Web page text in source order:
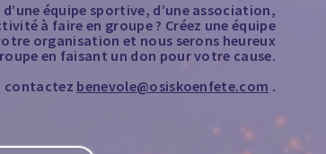
équipe sportive, d’une association,
à faire en groupe ? Créez une équipe
organisation et nous serons heureux
en faisant un don pour votre cause.
contactez benevole@osiskoenfete.com .